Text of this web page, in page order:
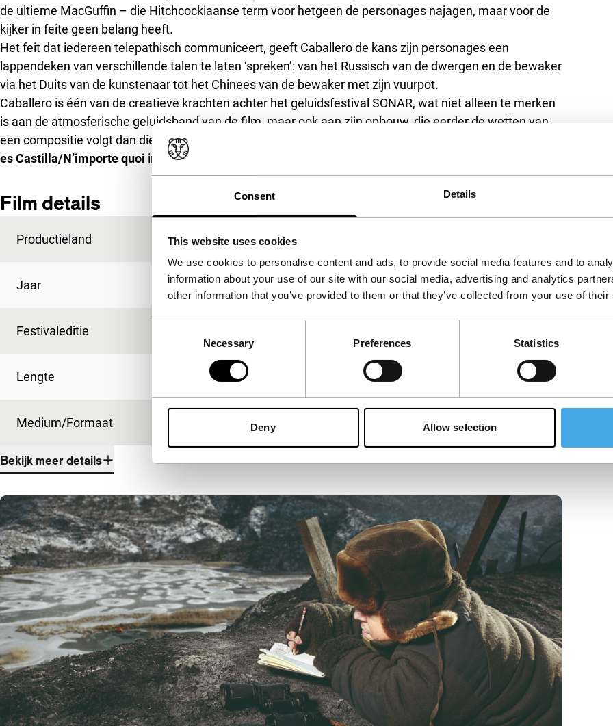
Consent Details
This website uses cookies
We use cookies to personalise content and ads, to provide social media features and to
information about your use of our site with our social media, advertising and analytics
other information that you’ve provided to them or that they’ve collected from your use of
Necessary Preferences Statistics
Deny Allow selection
de ultieme MacGuffin – die Hitchcockiaanse term voor hetgeen de personages najagen, maar voor de
kijker in feite geen belang heeft.
Het feit dat iedereen telepathisch communiceert, geeft Caballero de kans zijn personages een
lappendeken van verschillende talen te laten ‘spreken’: van het Russisch van de dwergen en de bewaker
via het Duits van de kunstenaar tot het Chinees van de bewaker met zijn vuurpot.
Caballero is één van de creatieve krachten achter het geluidsfestival SONAR, wat niet alleen te merken
is aan de atmosferische geluidsband van de film, maar ook aan zijn opbouw, die eerder de wetten van
een compositie volgt dan die van een traditioneel verhaal. Onnavolgbaar en intrigerend. Zie ook
es Castilla/N’importe quoi in Tiger Awards Competition for Short Films.
Film details
Productieland Spanje
Jaar 2014
Festivaleditie
Lengte
Medium/Formaat
Bekijk meer details